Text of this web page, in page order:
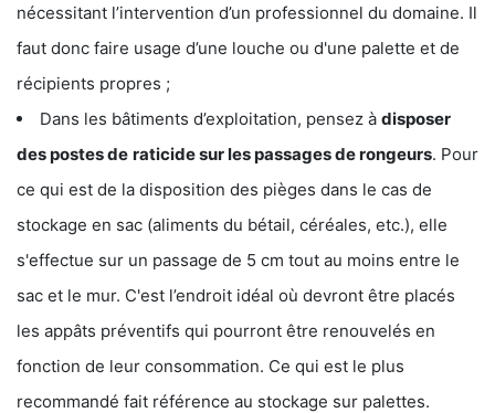
nécessitant l’intervention d’un professionnel du domaine. Il
faut donc faire usage d’une louche ou d'une palette et de
récipients propres ;
Dans les bâtiments d’exploitation, pensez à disposer
des postes de raticide sur les passages de rongeurs. Pour
ce qui est de la disposition des pièges dans le cas de
stockage en sac (aliments du bétail, céréales, etc.), elle
s'effectue sur un passage de 5 cm tout au moins entre le
sac et le mur. C'est l’endroit idéal où devront être placés
les appâts préventifs qui pourront être renouvelés en
fonction de leur consommation. Ce qui est le plus
recommandé fait référence au stockage sur palettes.